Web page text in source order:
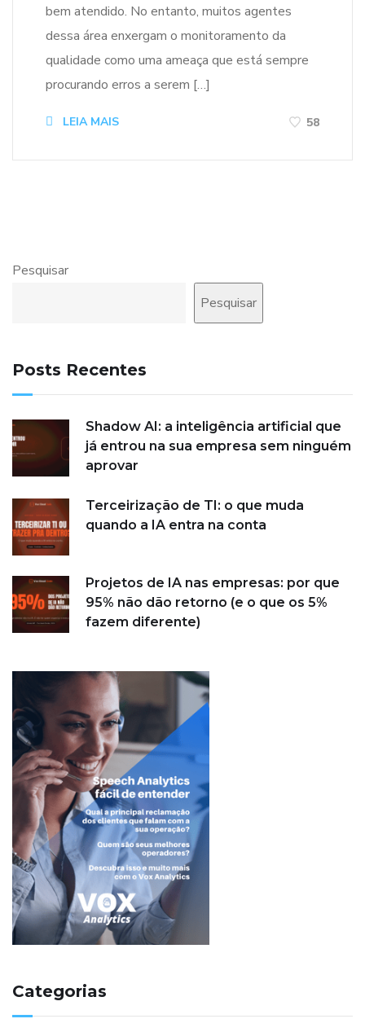
bem atendido. No entanto, muitos agentes
dessa área enxergam o monitoramento da
qualidade como uma ameaça que está sempre
procurando erros a serem […]
LEIA MAIS 58
Pesquisar
Pesquisar
Posts Recentes
Shadow AI: a inteligência artificial que
já entrou na sua empresa sem ninguém
aprovar
Terceirização de TI: o que muda
quando a IA entra na conta
Projetos de IA nas empresas: por que
95% não dão retorno (e o que os 5%
fazem diferente)
Categorias